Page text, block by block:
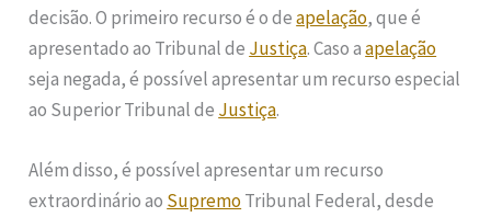
decisão. O primeiro recurso é o deapelação, que é
apresentado ao Tribunal de Justiça. Caso aapelação
seja negada, é possível apresentar um recurso especial
ao Superior Tribunal de Justiça.
Além disso, é possível apresentar um recurso
extraordinário ao SupremoTribunal Federal, desde